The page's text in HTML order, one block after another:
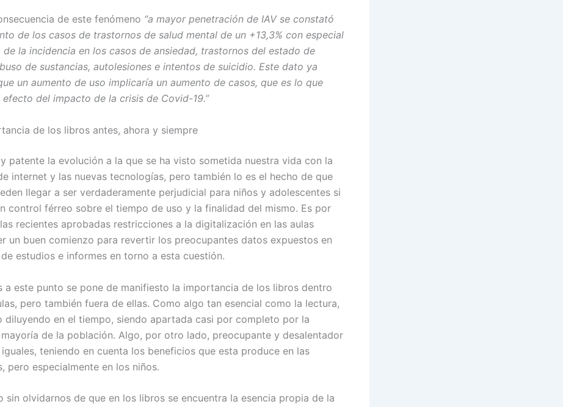
de este fenómeno “a mayor penetración de IAV se constató
de los casos de trastornos de salud mental de un +13,3% con especial
de la incidencia en los casos de ansiedad, trastornos del estado de
de sustancias, autolesiones e intentos de suicidio. Este dato ya
un aumento de uso implicaría un aumento de casos, que es lo que
del impacto de la crisis de Covid-19.”
de los libros antes, ahora y siempre
patente la evolución a la que se ha visto sometida nuestra vida con la
internet y las nuevas tecnologías, pero también lo es el hecho de que
llegar a ser verdaderamente perjudicial para niños y adolescentes si
control férreo sobre el tiempo de uso y la finalidad del mismo. Es por
recientes aprobadas restricciones a la digitalización en las aulas
un buen comienzo para revertir los preocupantes datos expuestos en
estudios e informes en torno a esta cuestión.
a este punto se pone de manifiesto la importancia de los libros dentro
pero también fuera de ellas. Como algo tan esencial como la lectura,
diluyendo en el tiempo, siendo apartada casi por completo por la
mayoría de la población. Algo, por otro lado, preocupante y desalentador
teniendo en cuenta los beneficios que esta produce en las
pero especialmente en los niños.
sin olvidarnos de que en los libros se encuentra la esencia propia de la